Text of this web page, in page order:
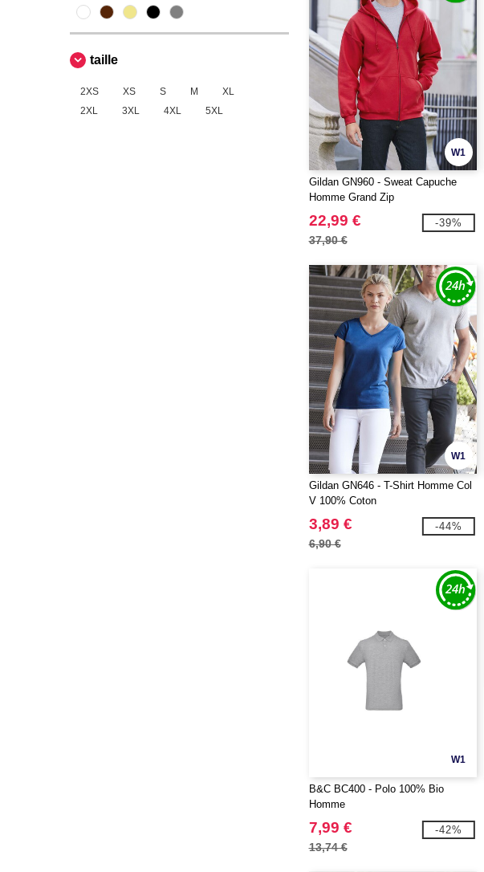
Tee Jays (55)
Tombo
taille
2XS XS S M
XL
2XL
3XL 4XL 5XL
W1
Gildan GN960 - Sweat Capuche
Homme Grand Zip
22,99 €
37,90 €
-39%
W1
Gildan GN646 - T-Shirt Homme Col
V 100% Coton
3,89 €
6,90 €
-44%
W1
B&C BC400 - Polo 100% Bio
Homme
7,99 €
13,74 €
-42%